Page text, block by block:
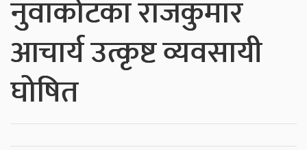
नुवाकोटका राजकुमार
आचार्य उत्कृष्ट व्यवसायी
घोषित